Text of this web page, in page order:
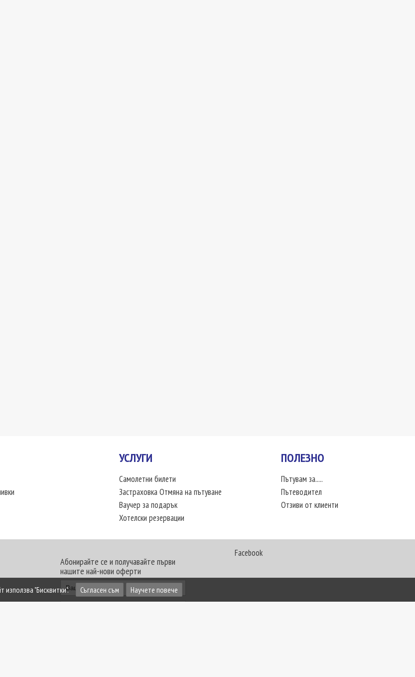
УСЛУГИ
Самолетни билети
Застраховка Отмяна на пътуване
Ваучер за подарък
Хотелски резервации
ПОЛЕЗНО
Пътувам за.....
Пътеводител
Отзиви от клиенти
Абонирайте се и получавайте първи
нашите най-нови оферти
Facebook
използва "Бисквитки". Съгласен съм Научете повече